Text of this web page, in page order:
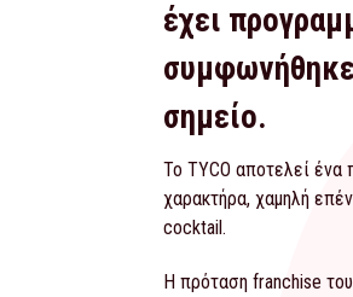
έχει
σημείο.
Το TYCO αποτελεί ένα
χαρακτήρα, χαμηλή
cocktail.
Η πρόταση franchise